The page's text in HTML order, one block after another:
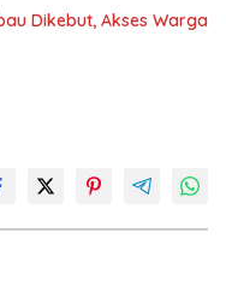
Dikebut, Akses Warga